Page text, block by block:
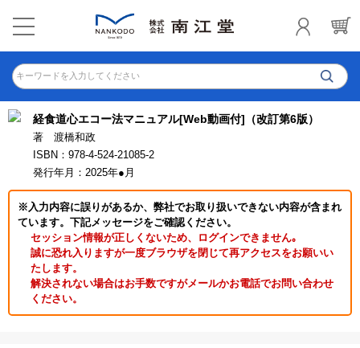
キーワードを入力してください
経食道心エコー法マニュアル[Web動画付]（改訂第6版）
著 渡橋和政
ISBN：978-4-524-21085-2
発行年月：2025年●月
※入力内容に誤りがあるか、弊社でお取り扱いできない内容が含まれ
ています。下記メッセージをご確認ください。
セッション情報が正しくないため、ログインできません｡
誠に恐れ入りますが一度ブラウザを閉じて再アクセスをお願いい
たします。
解決されない場合はお手数ですがメールかお電話でお問い合わせ
ください。